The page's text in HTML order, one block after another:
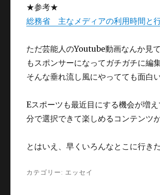
★参考★
総務省 主なメディアの利用時間と
ただ芸能人のYoutube動画なんか見
もスポンサーになってガチガチに編
そんな垂れ流し風にやってても面白
Eスポーツも最近目にする機会が増
分で選択できて楽しめるコンテンツ
とはいえ、早くいろんなとこに行きた
カテゴリー: エッセイ